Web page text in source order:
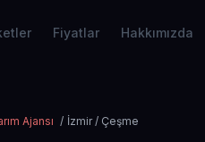
Fiyatlar Hakkımızda
Ajansı / İzmir / Çeşme